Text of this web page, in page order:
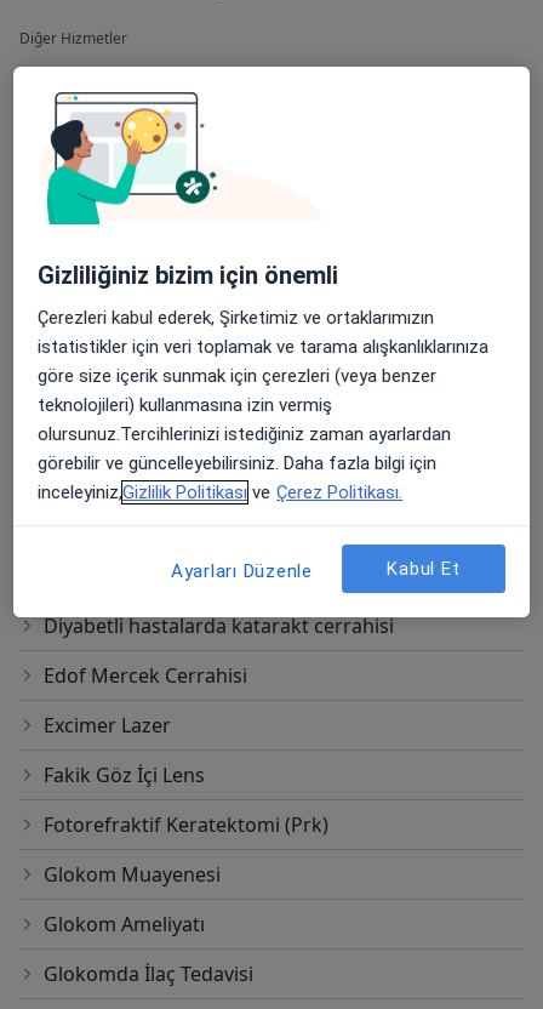
Diğer Hizmetler
Akupunktur Tedavisi
Ameliyatsız Göz Kapağı Estetiği
Astigmatik Keratotomi
Blefaroplasti
Blefarospazmda Botoks Uygulaması
Botoks
Botulinum Toksini Enjeksiyonu
Brakiterapi
Diabetik retinopati
Diyabetli hastalarda katarakt cerrahisi
Edof Mercek Cerrahisi
Excimer Lazer
Fakik Göz İçi Lens
Fotorefraktif Keratektomi (Prk)
Glokom Muayenesi
Glokom Ameliyatı
Glokomda İlaç Tedavisi
Gizliliğiniz bizim için önemli
Çerezleri kabul ederek, Şirketimiz ve ortaklarımızın
istatistikler için veri toplamak ve tarama alışkanlıklarınıza
göre size içerik sunmak için çerezleri (veya benzer
teknolojileri) kullanmasına izin vermiş
olursunuz.Tercihlerinizi istediğiniz zaman ayarlardan
görebilir ve güncelleyebilirsiniz. Daha fazla bilgi için
inceleyiniz,Gizlilik Politikası ve Çerez Politikası.
Ayarları Düzenle Kabul Et